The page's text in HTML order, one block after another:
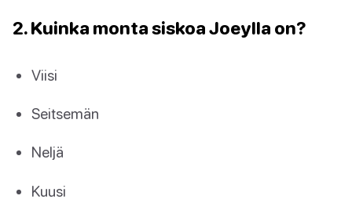
2. Kuinka monta siskoa Joeylla on?
Viisi
Seitsemän
Neljä
Kuusi